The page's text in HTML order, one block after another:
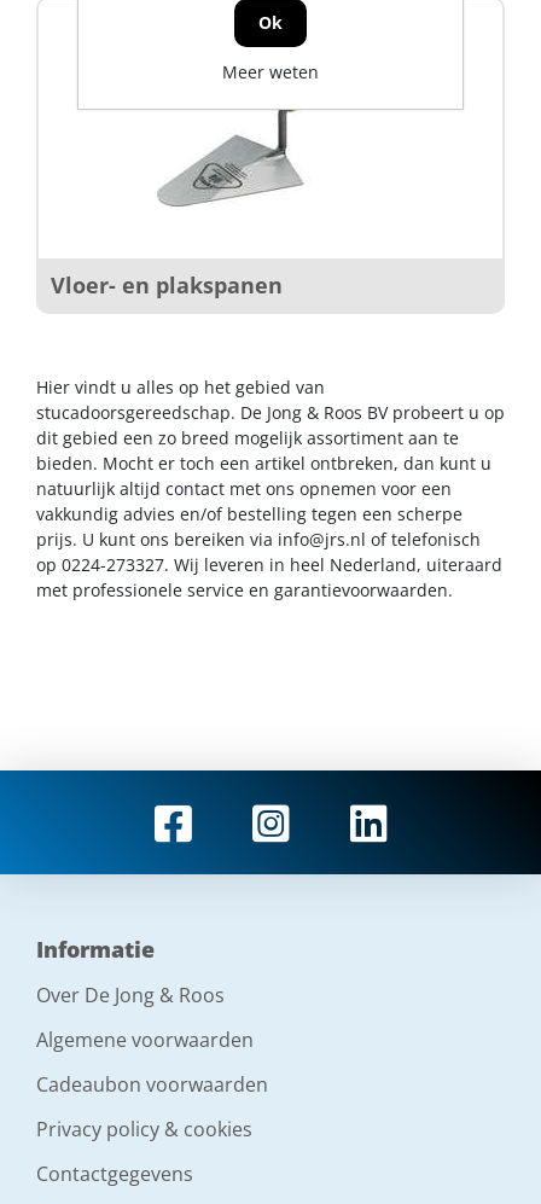
Vloer- en plakspanen
Hier vindt u alles op het gebied van
stucadoorsgereedschap. De Jong & Roos BV probeert u op
dit gebied een zo breed mogelijk assortiment aan te
bieden. Mocht er toch een artikel ontbreken, dan kunt u
natuurlijk altijd contact met ons opnemen voor een
vakkundig advies en/of bestelling tegen een scherpe
prijs. U kunt ons bereiken via info@jrs.nl of telefonisch
op 0224-273327. Wij leveren in heel Nederland, uiteraard
met professionele service en garantievoorwaarden.
Informatie
Over De Jong & Roos
Algemene voorwaarden
Cadeaubon voorwaarden
Privacy policy & cookies
Contactgegevens
Ok
Meer weten